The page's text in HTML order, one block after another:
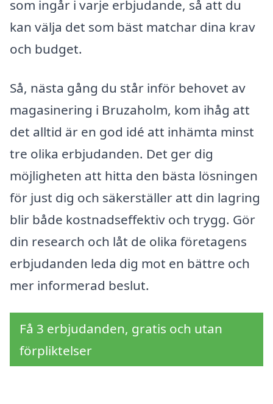
som ingår i varje erbjudande, så att du
kan välja det som bäst matchar dina krav
och budget.
Så, nästa gång du står inför behovet av
magasinering i Bruzaholm, kom ihåg att
det alltid är en god idé att inhämta minst
tre olika erbjudanden. Det ger dig
möjligheten att hitta den bästa lösningen
för just dig och säkerställer att din lagring
blir både kostnadseffektiv och trygg. Gör
din research och låt de olika företagens
erbjudanden leda dig mot en bättre och
mer informerad beslut.
Få 3 erbjudanden, gratis och utan
förpliktelser